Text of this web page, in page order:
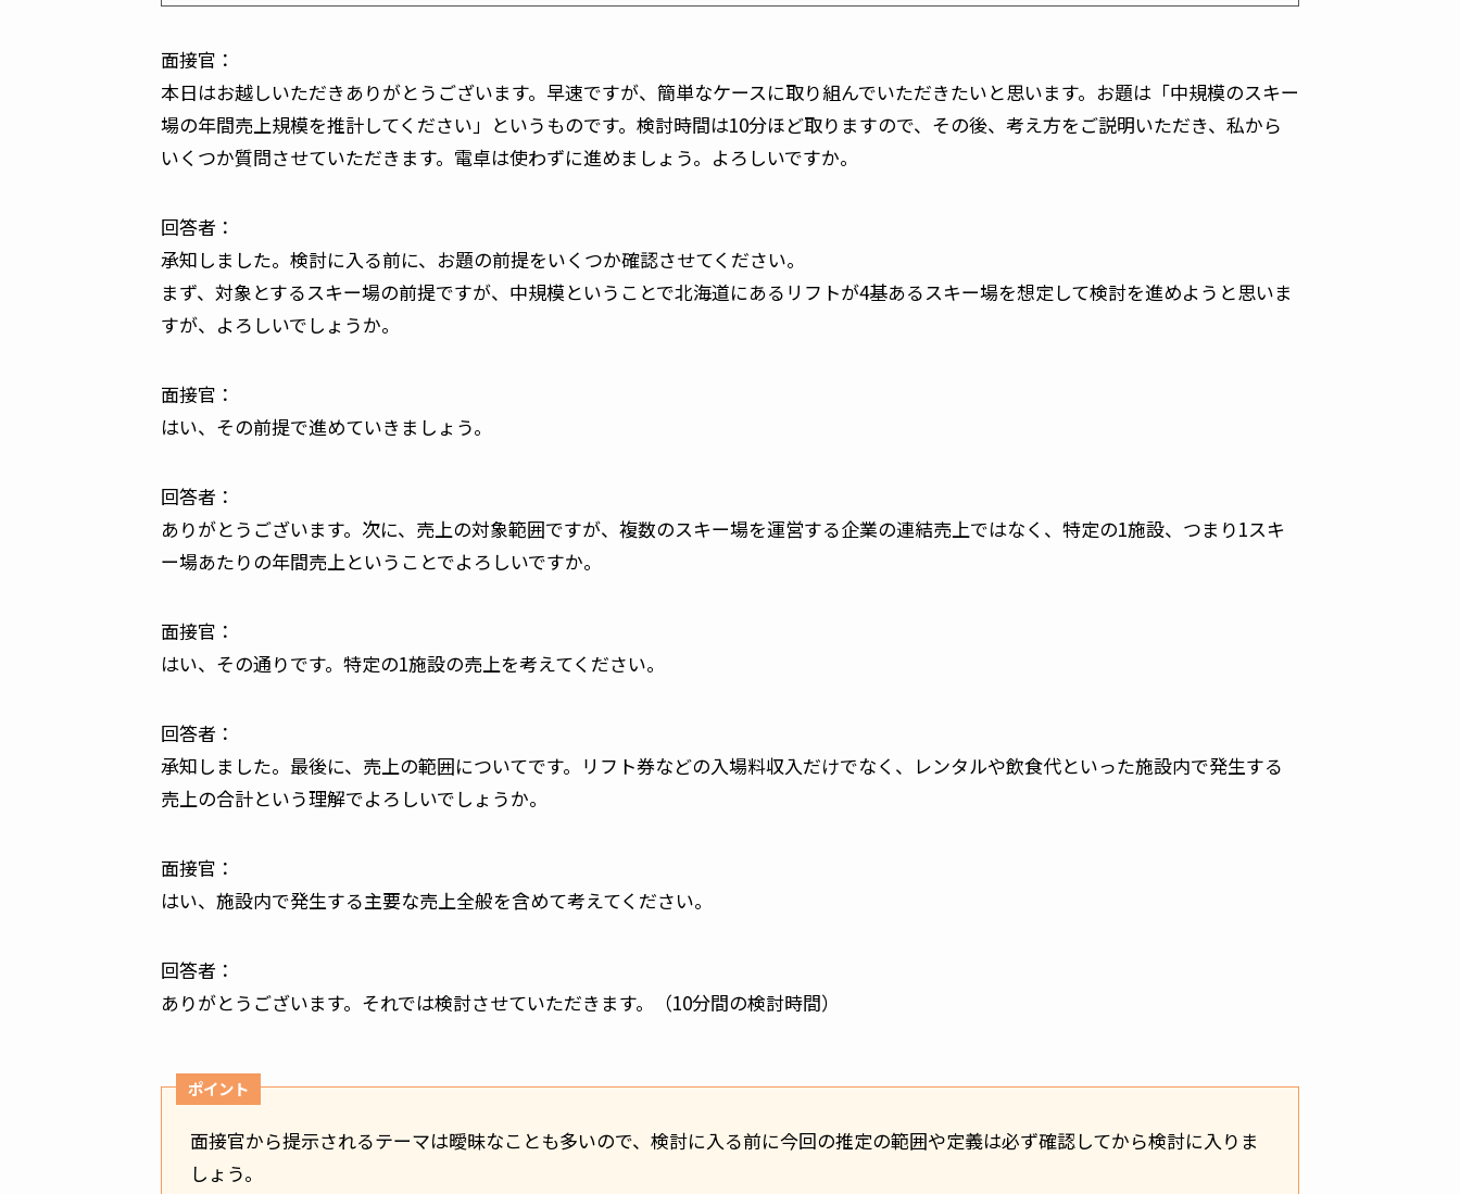
面接官：
本日はお越しいただきありがとうございます。早速ですが、簡単なケースに取り組んでいただきたいと思います。お題は「中規模のスキー
場の年間売上規模を推計してください」というものです。検討時間は10分ほど取りますので、その後、考え方をご説明いただき、私から
いくつか質問させていただきます。電卓は使わずに進めましょう。よろしいですか。
回答者：
承知しました。検討に入る前に、お題の前提をいくつか確認させてください。
まず、対象とするスキー場の前提ですが、中規模ということで北海道にあるリフトが4基あるスキー場を想定して検討を進めようと思いま
すが、よろしいでしょうか。
面接官：
はい、その前提で進めていきましょう。
回答者：
ありがとうございます。次に、売上の対象範囲ですが、複数のスキー場を運営する企業の連結売上ではなく、特定の1施設、つまり1スキ
ー場あたりの年間売上ということでよろしいですか。
面接官：
はい、その通りです。特定の1施設の売上を考えてください。
回答者：
承知しました。最後に、売上の範囲についてです。リフト券などの入場料収入だけでなく、レンタルや飲食代といった施設内で発生する
売上の合計という理解でよろしいでしょうか。
面接官：
はい、施設内で発生する主要な売上全般を含めて考えてください。
回答者：
ありがとうございます。それでは検討させていただきます。（10分間の検討時間）
ポイント
面接官から提示されるテーマは曖昧なことも多いので、検討に入る前に今回の推定の範囲や定義は必ず確認してから検討に入りま
しょう。